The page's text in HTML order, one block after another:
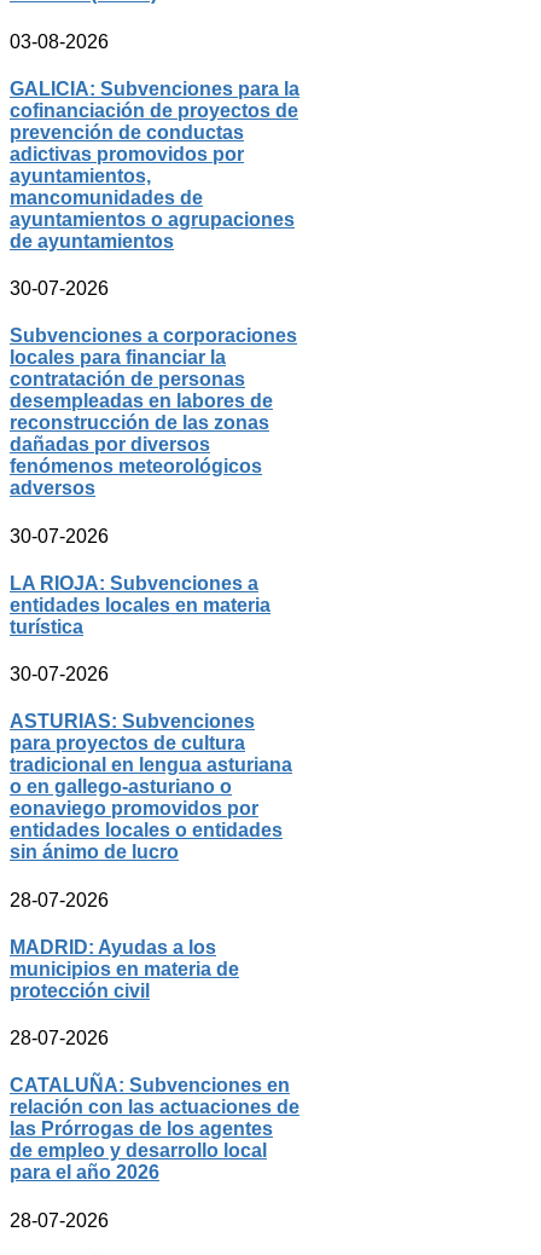
03-08-2026
GALICIA: Subvenciones para la
cofinanciación de proyectos de
prevención de conductas
adictivas promovidos por
ayuntamientos,
mancomunidades de
ayuntamientos o agrupaciones
de ayuntamientos
30-07-2026
Subvenciones a corporaciones
locales para financiar la
contratación de personas
desempleadas en labores de
reconstrucción de las zonas
dañadas por diversos
fenómenos meteorológicos
adversos
30-07-2026
LA RIOJA: Subvenciones a
entidades locales en materia
turística
30-07-2026
ASTURIAS: Subvenciones
para proyectos de cultura
tradicional en lengua asturiana
o en gallego-asturiano o
eonaviego promovidos por
entidades locales o entidades
sin ánimo de lucro
28-07-2026
MADRID: Ayudas a los
municipios en materia de
protección civil
28-07-2026
CATALUÑA: Subvenciones en
relación con las actuaciones de
las Prórrogas de los agentes
de empleo y desarrollo local
para el año 2026
28-07-2026